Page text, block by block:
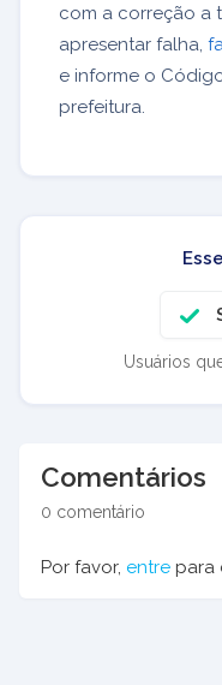
com a correção a
apresentar falha,
e informe o
prefeitura.
Usuários
Comentários
0 comentário
Por favor, entre para